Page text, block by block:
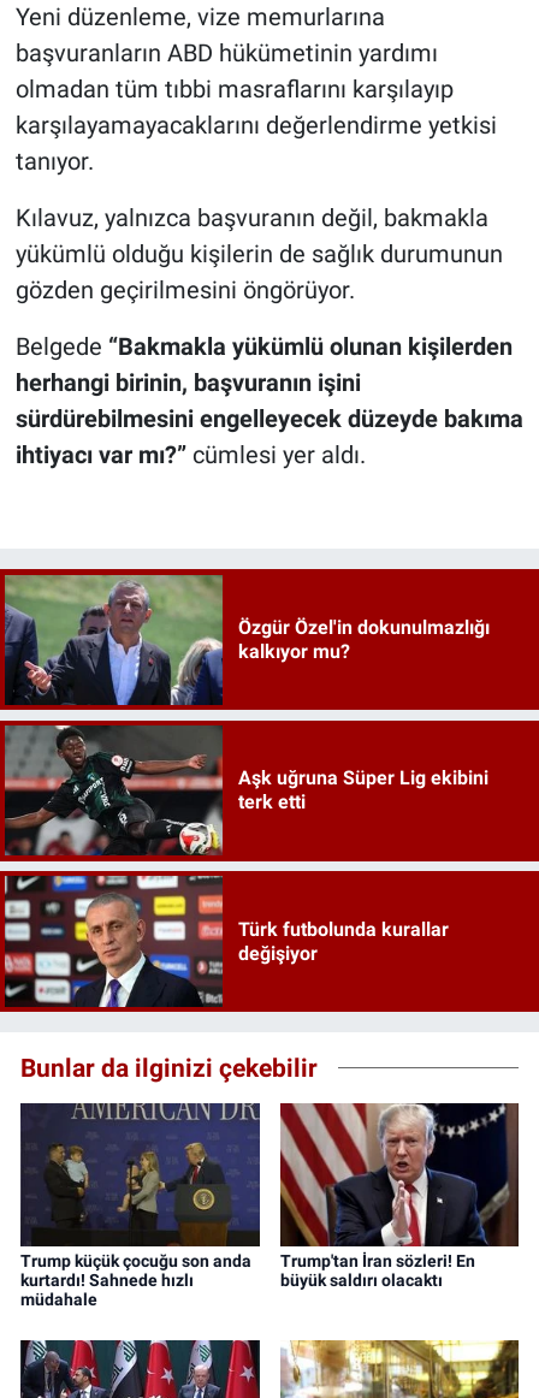
Yeni düzenleme, vize memurlarına
başvuranların ABD hükümetinin yardımı
olmadan tüm tıbbi masraflarını karşılayıp
karşılayamayacaklarını değerlendirme yetkisi
tanıyor.
Kılavuz, yalnızca başvuranın değil, bakmakla
yükümlü olduğu kişilerin de sağlık durumunun
gözden geçirilmesini öngörüyor.
Belgede “Bakmakla yükümlü olunan kişilerden
herhangi birinin, başvuranın işini
sürdürebilmesini engelleyecek düzeyde bakıma
ihtiyacı var mı?”cümlesi yer aldı.
Özgür Özel'in dokunulmazlığı
kalkıyor mu?
Aşk uğruna Süper Lig ekibini
terk etti
Türk futbolunda kurallar
değişiyor
Bunlar da ilginizi çekebilir
Trump küçük çocuğu son anda
kurtardı! Sahnede hızlı
müdahale
Trump'tan İran sözleri! En
büyük saldırı olacaktı